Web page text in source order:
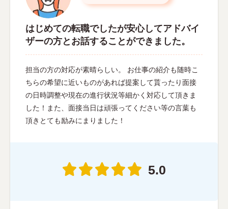
はじめての転職でしたが安心してアドバイ
ザーの方とお話することができました。
担当の方の対応が素晴らしい。 お仕事の紹介も随時こ
ちらの希望に近いものがあれば提案して貰ったり面接
の日時調整や現在の進行状況等細かく対応して頂きま
した！また、面接当日は頑張ってください等の言葉も
頂きとても励みにまりました！
5.0